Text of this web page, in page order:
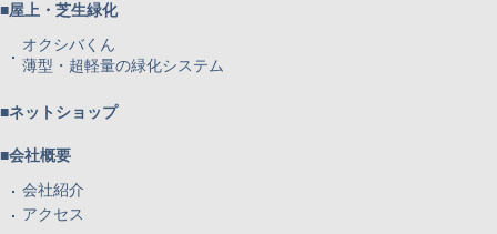
■屋上・芝生緑化
オクシバくん
薄型・超軽量の緑化システム
■ネットショップ
■会社概要
会社紹介
アクセス